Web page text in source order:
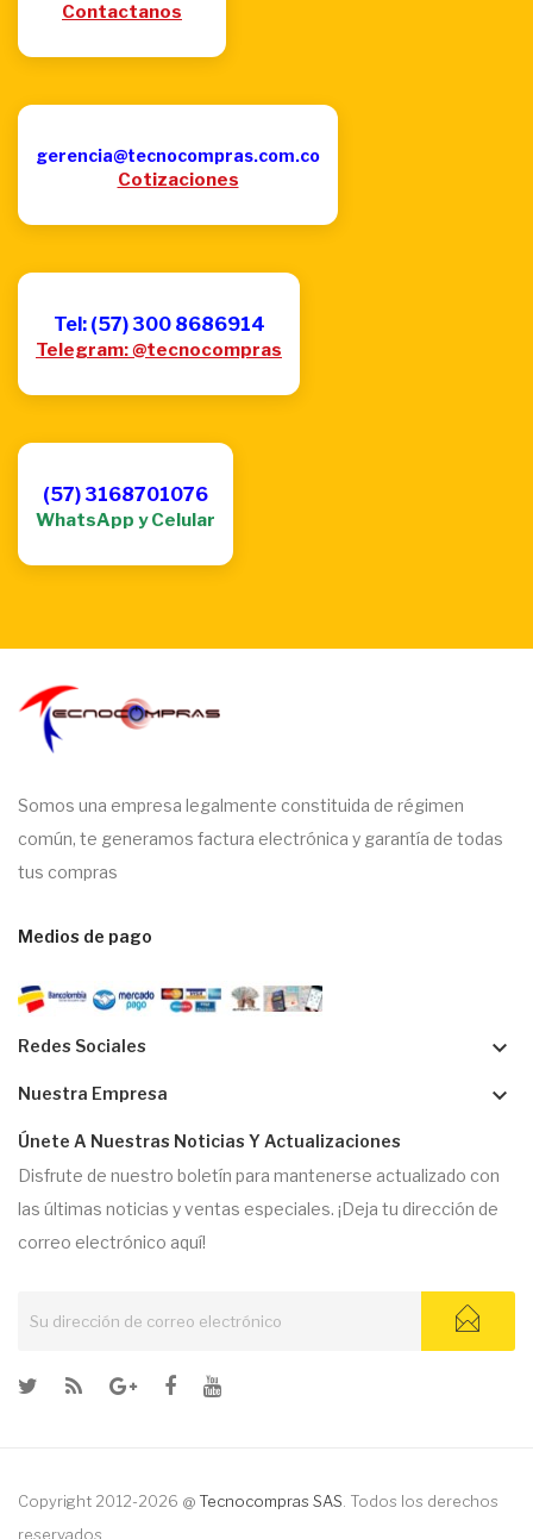
Contactanos
gerencia@tecnocompras.com.co
Cotizaciones
Tel: (57) 300 8686914
Telegram: @tecnocompras
(57) 3168701076
WhatsApp y Celular
Somos una empresa legalmente constituida de régimen
común, te generamos factura electrónica y garantía de todas
tus compras
Medios de pago
Redes Sociales keyboard_arrow_down
Nuestra Empresa keyboard_arrow_down
Únete A Nuestras Noticias Y Actualizaciones
Disfrute de nuestro boletín para mantenerse actualizado con
las últimas noticias y ventas especiales. ¡Deja tu dirección de
correo electrónico aquí!
Copyright 2012-2026 @ Tecnocompras SAS . Todos los derechos
reservados